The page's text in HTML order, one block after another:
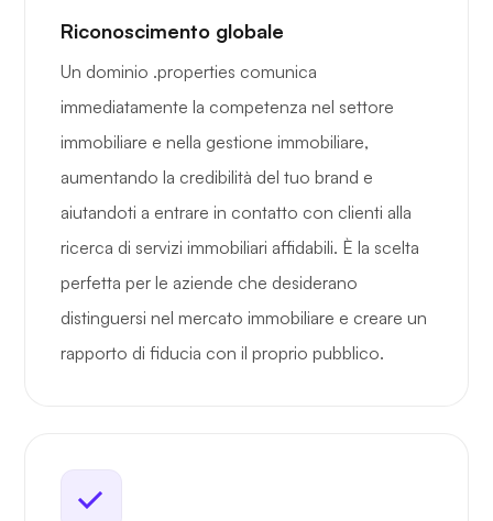
Riconoscimento globale
Un dominio .properties comunica
immediatamente la competenza nel settore
immobiliare e nella gestione immobiliare,
aumentando la credibilità del tuo brand e
aiutandoti a entrare in contatto con clienti alla
ricerca di servizi immobiliari affidabili. È la scelta
perfetta per le aziende che desiderano
distinguersi nel mercato immobiliare e creare un
rapporto di fiducia con il proprio pubblico.